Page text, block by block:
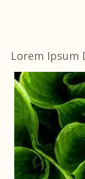
Lorem Ipsum